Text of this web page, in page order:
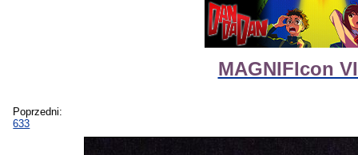
MAGNIFIcon
Poprzedni:
633